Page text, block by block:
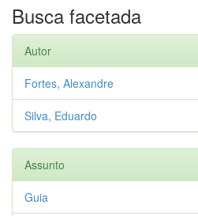
Busca facetada
Autor
Fortes, Alexandre
Silva, Eduardo
Assunto
Guia